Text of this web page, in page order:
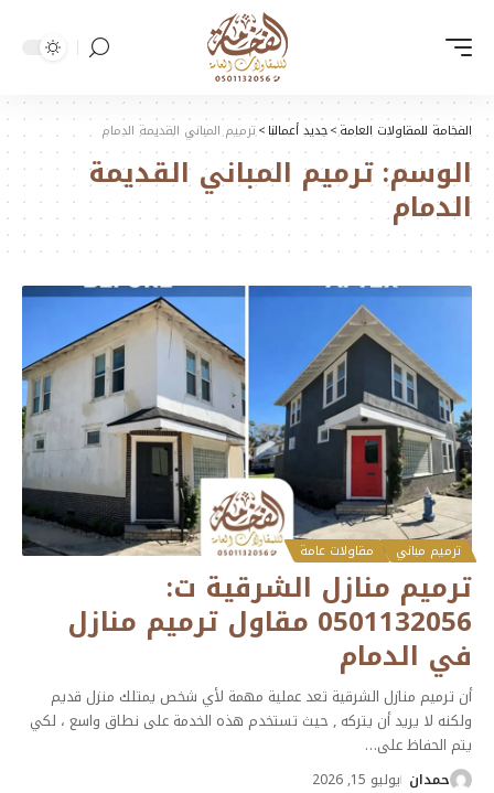
الفخامة للمقاولات العامة>جديد أعمالنا>ترميم المباني القديمة الدمام
الوسم:ترميم المباني القديمة
الدمام
ترميم مباني مقاولات عامة
ترميم منازل الشرقية ت:
0501132056 مقاول ترميم منازل
في الدمام
أن ترميم منازل الشرقية تعد عملية مهمة لأي شخص يمتلك منزل قديم
ولكنه لا يريد أن يتركه , حيث تستخدم هذه الخدمة على نطاق واسع ، لكي
يتم الحفاظ على…
حمدان يوليو 15, 2026